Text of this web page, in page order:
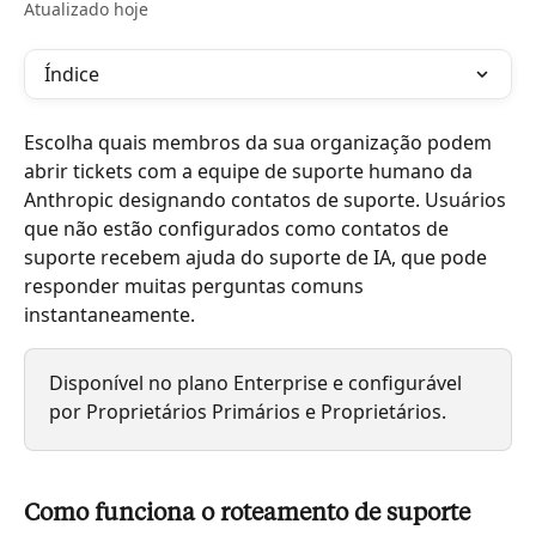
Atualizado hoje
Índice
Escolha quais membros da sua organização podem
abrir tickets com a equipe de suporte humano da
Anthropic designando contatos de suporte. Usuários
que não estão configurados como contatos de
suporte recebem ajuda do suporte de IA, que pode
responder muitas perguntas comuns
instantaneamente.
Disponível no plano Enterprise e configurável
por Proprietários Primários e Proprietários.
Como funciona o roteamento de suporte